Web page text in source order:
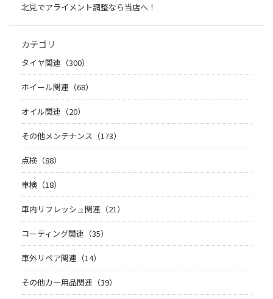
北見でアライメント調整なら当店へ！
カテゴリ
タイヤ関連（300）
ホイール関連（68）
オイル関連（20）
その他メンテナンス（173）
点検（88）
車検（18）
車内リフレッシュ関連（21）
コーティング関連（35）
車外リペア関連（14）
その他カー用品関連（39）